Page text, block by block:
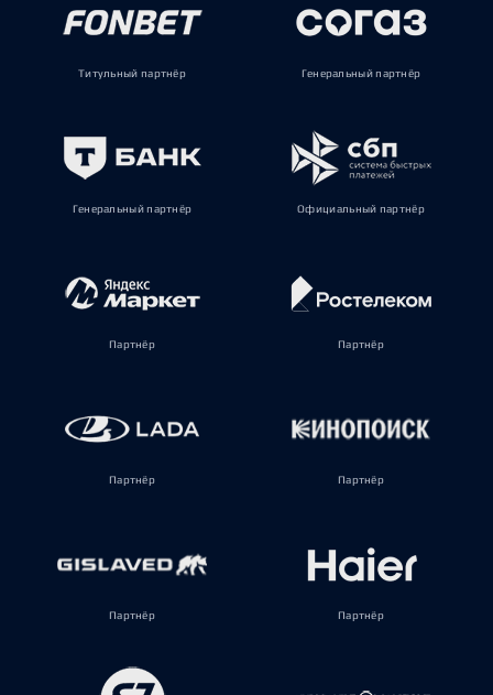
Титульный партнёр Генеральный партнёр
Генеральный партнёр Официальный партнёр
Партнёр Партнёр
Партнёр Партнёр
Партнёр Партнёр